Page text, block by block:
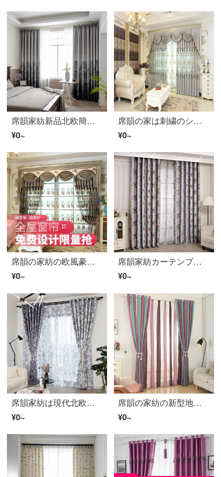
席韻家紡新品北欧簡単植物葉プリント遮光カーテンリビングルームの書斎レストランのカーテンカスタマイズ植物葉カスタム幅1 m*高さ2.7 m単価(ナノリング)を高くすることができます。
¥0~
席韻の家は刺繍のシニールのカーテンを紡いで近代的な客間の寝室のカーテンの窓の紗を注文して、同じ種類の窓のカーテンを注文して作らせて、幅1メートル*高さ2.7メートルの単価(韓しわの針)を高くすることができます。
¥0~
席韻の家紡の欧風豪華な別荘の客間の布芸のカーテンの窓の紗は同じ種類の窓のカーテン（青い）を注文して広くして1メートル*高い2.7メートルの単価（ナノリング）を注文して高くすることができます。
¥0~
席韻家紡カーテンプリント田園シリーズの花の黒い糸の遮光布リビングルームのベランダの寮の日よけの布のカーテンの窓の紗のボタンの花-灰色のオーダーメイドの幅1メートル*高さ2.7メートルの単価(4本の爪のフック)は高さを変えることができます。
¥0~
席韻家紡は現代北欧植物トーテムの個性的なカーテンを簡単に予約して客間書斎のアメリカン製品のカーテンをカスタマイズします。北欧縮ins風のカーテンは、植物トーテム-A版のオーダーメイドができます。幅1メートル*高さ2.7メートルの単価（ナノリング）が高くなります。
¥0~
席韻の家紡の新型地中海のシェニールの縦縞のカーテンの布地の広いストライプの色は北欧の特注した完成品のカーテンのシェニールの幅の条(単)-青い紫の布の高さの2.7 mを編んで高く注文して広い1メートルの価格(布袋の4本の爪の鉤)を改正することができます。
¥0~